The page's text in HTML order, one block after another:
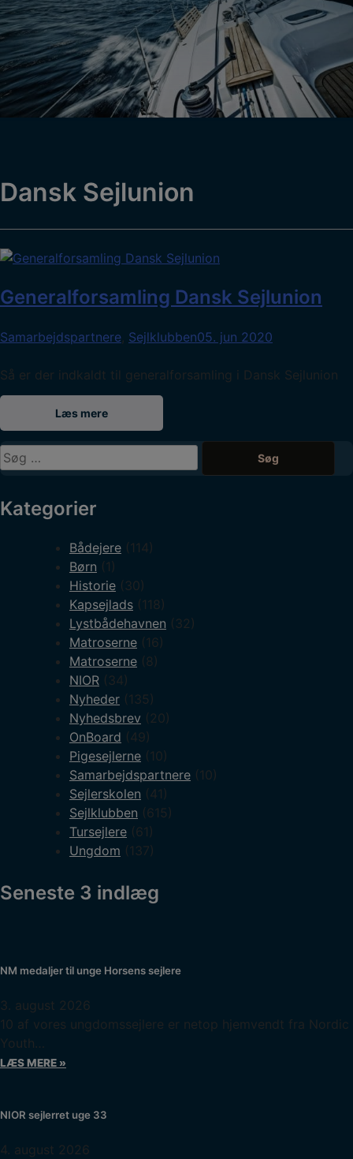
Dansk Sejlunion
Generalforsamling Dansk Sejlunion
Samarbejdspartnere Sejlklubben05. jun 2020
Så er der indkaldt til generalforsamling i Dansk Sejlunion
Læs mere
Søg
efter:
Kategorier
Bådejere (114)
Børn (1)
Historie (30)
Kapsejlads (118)
Lystbådehavnen (32)
Matroserne (16)
Matroserne (8)
NIOR (34)
Nyheder (135)
Nyhedsbrev (20)
OnBoard (49)
Pigesejlerne (10)
Samarbejdspartnere (10)
Sejlerskolen (41)
Sejlklubben (615)
Tursejlere (61)
Ungdom (137)
Seneste 3 indlæg
NM medaljer til unge Horsens sejlere
3. august 2026
10 af vores ungdomssejlere er netop hjemvendt fra Nordic
Youth…
LÆS MERE »
NIOR sejlerret uge 33
4. august 2026